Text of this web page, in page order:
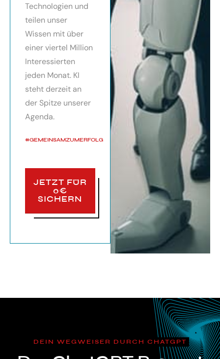
Technologien und
teilen unser
Wissen mit über
einer viertel Million
Interessierten
jeden Monat. KI
steht derzeit an
der Spitze unserer
Agenda.
#GEMEINSAMZUMERFOLG
JETZT FÜR
0€
SICHERN
DEIN WEGWEISER DURCH CHATGPT